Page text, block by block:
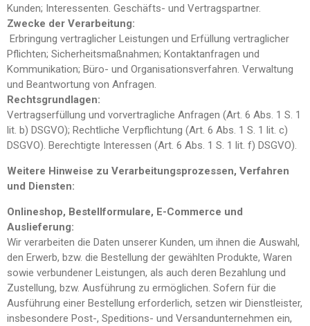
Kunden; Interessenten. Geschäfts- und Vertragspartner.
Zwecke der Verarbeitung:
Erbringung vertraglicher Leistungen und Erfüllung vertraglicher
Pflichten; Sicherheitsmaßnahmen; Kontaktanfragen und
Kommunikation; Büro- und Organisationsverfahren. Verwaltung
und Beantwortung von Anfragen.
Rechtsgrundlagen:
Vertragserfüllung und vorvertragliche Anfragen (Art. 6 Abs. 1 S. 1
lit. b) DSGVO); Rechtliche Verpflichtung (Art. 6 Abs. 1 S. 1 lit. c)
DSGVO). Berechtigte Interessen (Art. 6 Abs. 1 S. 1 lit. f) DSGVO).
Weitere Hinweise zu Verarbeitungsprozessen, Verfahren
und Diensten:
Onlineshop, Bestellformulare, E-Commerce und
Auslieferung:
Wir verarbeiten die Daten unserer Kunden, um ihnen die Auswahl,
den Erwerb, bzw. die Bestellung der gewählten Produkte, Waren
sowie verbundener Leistungen, als auch deren Bezahlung und
Zustellung, bzw. Ausführung zu ermöglichen. Sofern für die
Ausführung einer Bestellung erforderlich, setzen wir Dienstleister,
insbesondere Post-, Speditions- und Versandunternehmen ein,